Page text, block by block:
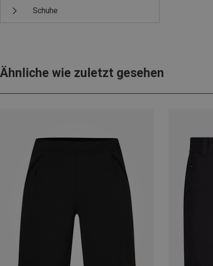
Schuhe
Ähnliche wie zuletzt gesehen